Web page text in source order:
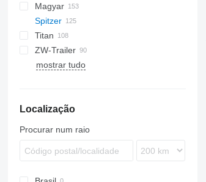
BPO
KIP
TSA
SSL
STB
STS
0-3
GSA
O-3
TGS
Magyar
S-series
SR
SA
SL
L-series
CM
MACOLA
SCT
TS
Spitzer
SF
SF2433
SF2434
SF2439
SF2737
SF2739
SK
SK2460
SK2760
LPG
OPL 38
Titan
SP
TX
ADR
97
NS
LPG
ZW-Trailer
mostrar tudo
Localização
Procurar num raio